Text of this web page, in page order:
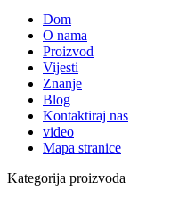
Dom
O nama
Proizvod
Vijesti
Znanje
Blog
Kontaktiraj nas
video
Mapa stranice
Kategorija proizvoda